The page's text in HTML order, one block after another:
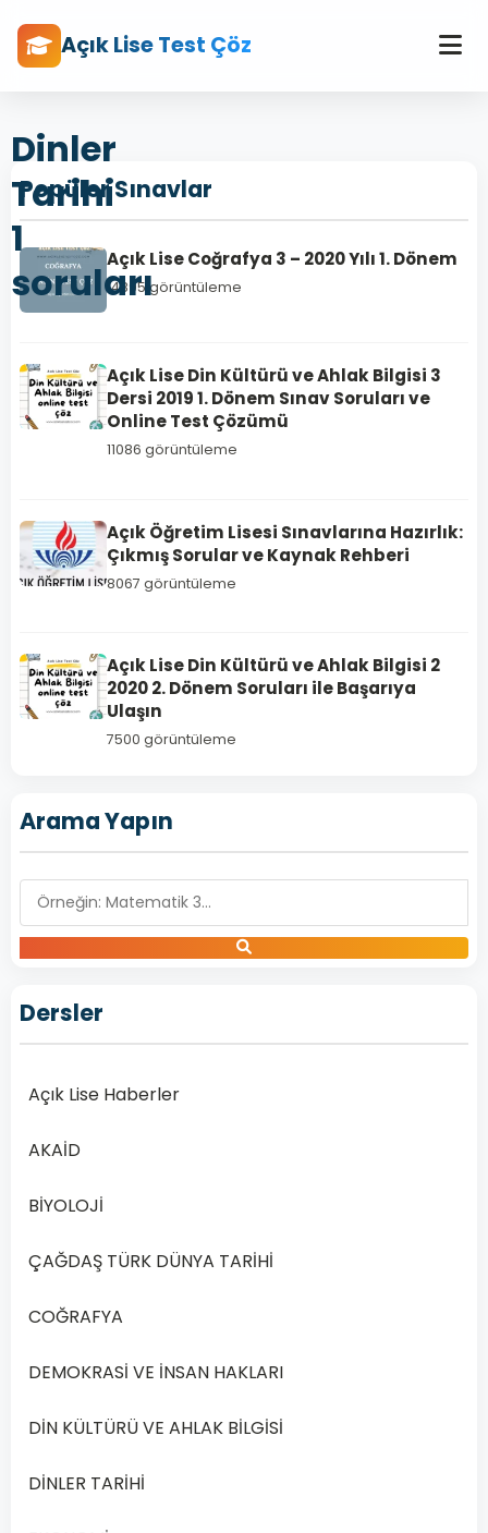
Açık Lise Test Çöz
Dinler
Tarihi
1
soruları
Açık
Lise
–
2020
Yılı
2.
Dönem
Dinler
2020
Yılı
Dönem
Soruları:
Çözüm
Giriş
ve
yıllarında…
Popüler Sınavlar
Açık Lise Coğrafya 3 – 2020 Yılı 1. Dönem
14895 görüntüleme
Açık Lise Din Kültürü ve Ahlak Bilgisi 3
Dersi 2019 1. Dönem Sınav Soruları ve
Online Test Çözümü
11086 görüntüleme
Açık Öğretim Lisesi Sınavlarına Hazırlık:
Çıkmış Sorular ve Kaynak Rehberi
8067 görüntüleme
Açık Lise Din Kültürü ve Ahlak Bilgisi 2
2020 2. Dönem Soruları ile Başarıya
Ulaşın
7500 görüntüleme
Arama Yapın
Dersler
Açık Lise Haberler
AKAİD
BİYOLOJİ
ÇAĞDAŞ TÜRK DÜNYA TARİHİ
COĞRAFYA
DEMOKRASİ VE İNSAN HAKLARI
DİN KÜLTÜRÜ VE AHLAK BİLGİSİ
DİNLER TARİHİ